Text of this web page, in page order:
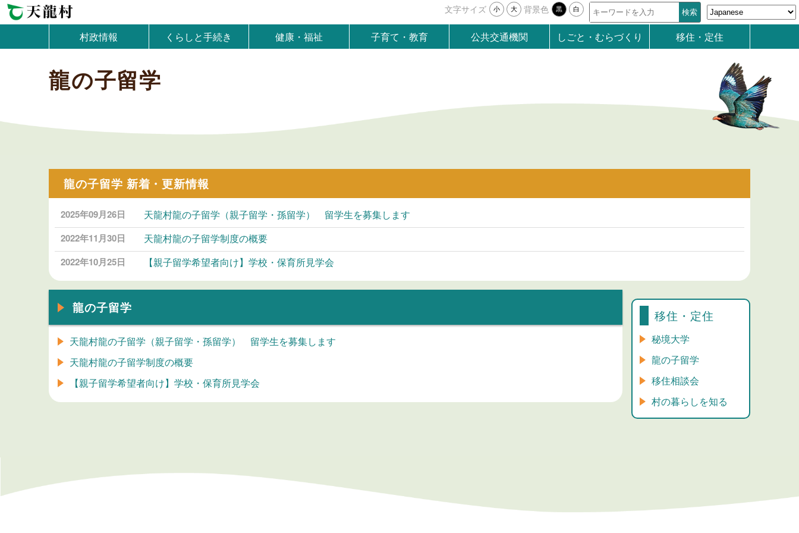
文字サイズ 小 大 背景色 黒 白
村政情報 くらしと手続き 健康・福祉 子育て・教育 公共交通機関 しごと・むらづくり 移住・定住
龍の子留学
龍の子留学 新着・更新情報
2025年09月26日 天龍村龍の子留学（親子留学・孫留学） 留学生を募集します
2022年11月30日 天龍村龍の子留学制度の概要
2022年10月25日 【親子留学希望者向け】学校・保育所見学会
龍の子留学
天龍村龍の子留学（親子留学・孫留学） 留学生を募集します
天龍村龍の子留学制度の概要
【親子留学希望者向け】学校・保育所見学会
移住・定住
秘境大学
龍の子留学
移住相談会
村の暮らしを知る